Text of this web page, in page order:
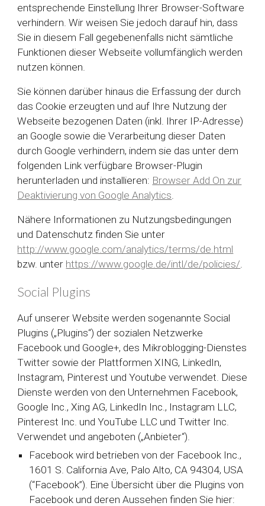
entsprechende Einstellung Ihrer Browser-Software
verhindern. Wir weisen Sie jedoch darauf hin, dass
Sie in diesem Fall gegebenenfalls nicht sämtliche
Funktionen dieser Webseite vollumfänglich werden
nutzen können.
Sie können darüber hinaus die Erfassung der durch
das Cookie erzeugten und auf Ihre Nutzung der
Webseite bezogenen Daten (inkl. Ihrer IP-Adresse)
an Google sowie die Verarbeitung dieser Daten
durch Google verhindern, indem sie das unter dem
folgenden Link verfügbare Browser-Plugin
herunterladen und installieren: Browser Add On zur
Deaktivierung von Google Analytics.
Nähere Informationen zu Nutzungsbedingungen
und Datenschutz finden Sie unter
http://www.google.com/analytics/terms/de.html
bzw. unter https://www.google.de/intl/de/policies/.
Social Plugins
Auf unserer Website werden sogenannte Social
Plugins („Plugins“) der sozialen Netzwerke
Facebook und Google+, des Mikroblogging-Dienstes
Twitter sowie der Plattformen XING, LinkedIn,
Instagram, Pinterest und Youtube verwendet. Diese
Dienste werden von den Unternehmen Facebook,
Google Inc., Xing AG, LinkedIn Inc., Instagram LLC,
Pinterest Inc. und YouTube LLC und Twitter Inc.
Verwendet und angeboten („Anbieter“).
Facebook wird betrieben von der Facebook Inc.,
1601 S. California Ave, Palo Alto, CA 94304, USA
(“Facebook”). Eine Übersicht über die Plugins von
Facebook und deren Aussehen finden Sie hier: